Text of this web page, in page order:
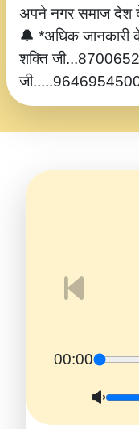
अपने नगर समाज देश के
🔔 *अधिक जानकारी
शक्ति
00:00